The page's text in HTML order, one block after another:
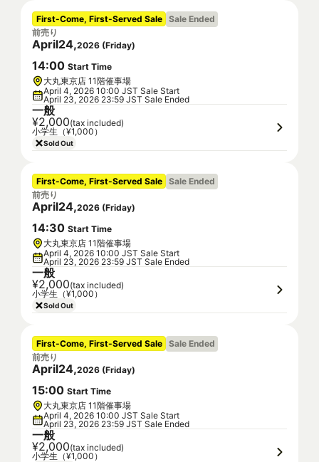
First-Come, First-Served Sale Sale Ended
前売り
April24,2026 (Friday)
14:00 Start Time
大丸東京店 11階催事場
April 4, 2026 10:00 JST Sale Start
April 23, 2026 23:59 JST Sale Ended
一般
¥2,000(tax included)
小学生（¥1,000）
Sold Out
First-Come, First-Served Sale Sale Ended
前売り
April24,2026 (Friday)
14:30 Start Time
大丸東京店 11階催事場
April 4, 2026 10:00 JST Sale Start
April 23, 2026 23:59 JST Sale Ended
一般
¥2,000(tax included)
小学生（¥1,000）
Sold Out
First-Come, First-Served Sale Sale Ended
前売り
April24,2026 (Friday)
15:00 Start Time
大丸東京店 11階催事場
April 4, 2026 10:00 JST Sale Start
April 23, 2026 23:59 JST Sale Ended
一般
¥2,000(tax included)
小学生（¥1,000）